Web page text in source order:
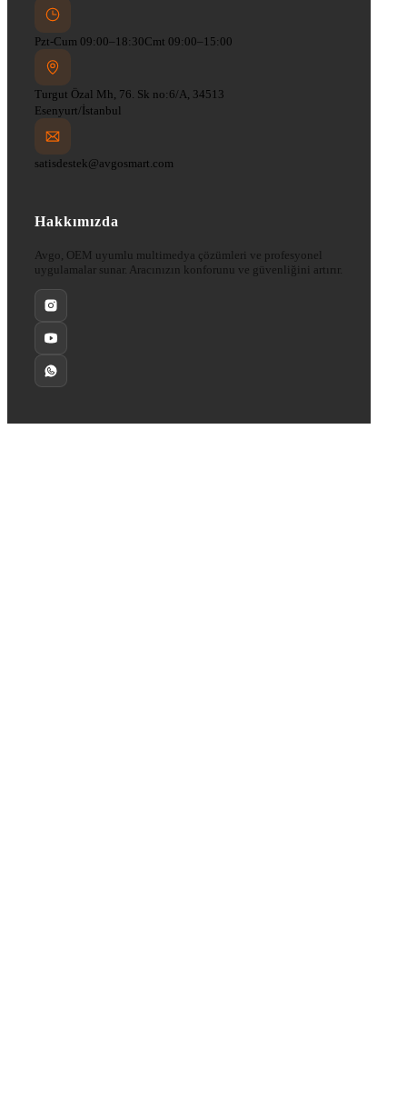
Pzt-Cum 09:00–18:30Cmt 09:00–15:00
Turgut Özal Mh, 76. Sk no:6/A, 34513
Esenyurt/İstanbul
satisdestek@avgosmart.com
Hakkımızda
Avgo, OEM uyumlu multimedya çözümleri ve profesyonel
uygulamalar sunar. Aracınızın konforunu ve güvenliğini artırır.